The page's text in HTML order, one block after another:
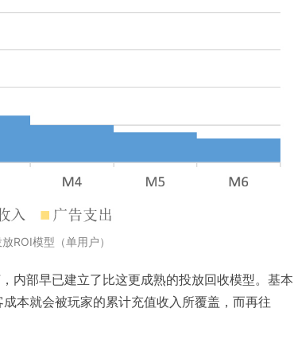
ROI模型（单用户）
内部早已建立了比这更成熟的投放回收模型。基本
本就会被玩家的累计充值收入所覆盖，而再往